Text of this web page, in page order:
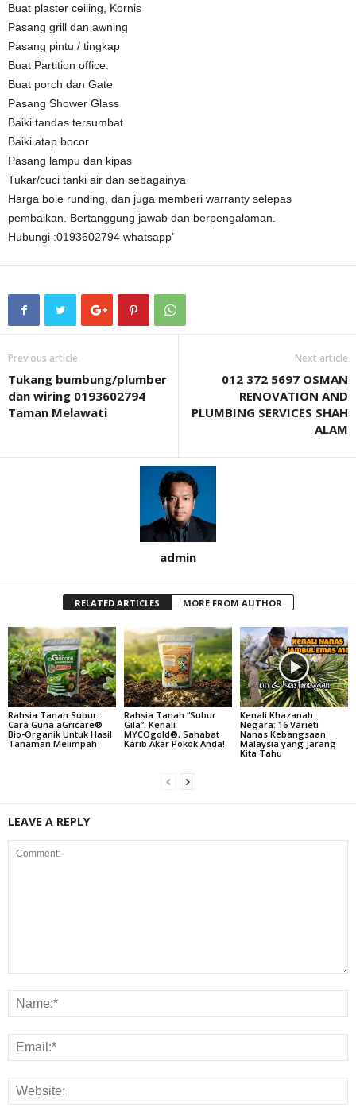
Buat plaster ceiling, Kornis
Pasang grill dan awning
Pasang pintu / tingkap
Buat Partition office.
Buat porch dan Gate
Pasang Shower Glass
Baiki tandas tersumbat
Baiki atap bocor
Pasang lampu dan kipas
Tukar/cuci tanki air dan sebagainya
Harga bole runding, dan juga memberi warranty selepas
pembaikan. Bertanggung jawab dan berpengalaman.
Hubungi :0193602794 whatsapp’
Previous article
Tukang bumbung/plumber
dan wiring 0193602794
Taman Melawati
Next article
012 372 5697 OSMAN
RENOVATION AND
PLUMBING SERVICES SHAH
ALAM
admin
RELATED ARTICLES MORE FROM AUTHOR
Rahsia Tanah Subur:
Cara Guna aGricare®
Bio-Organik Untuk Hasil
Tanaman Melimpah
Rahsia Tanah “Subur
Gila”: Kenali
MYCOgold®, Sahabat
Karib Akar Pokok Anda!
Kenali Khazanah
Negara: 16 Varieti
Nanas Kebangsaan
Malaysia yang Jarang
Kita Tahu
LEAVE A REPLY